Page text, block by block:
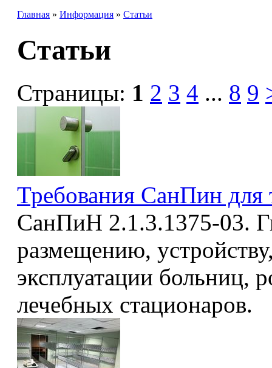
Главная » Информация » Статьи
Статьи
Страницы: 1 2 3 4 ... 8 9
Требования СанПин для
СанПиН 2.1.3.1375-03.
размещению,
эксплуатации больниц,
лечебных стационаров.